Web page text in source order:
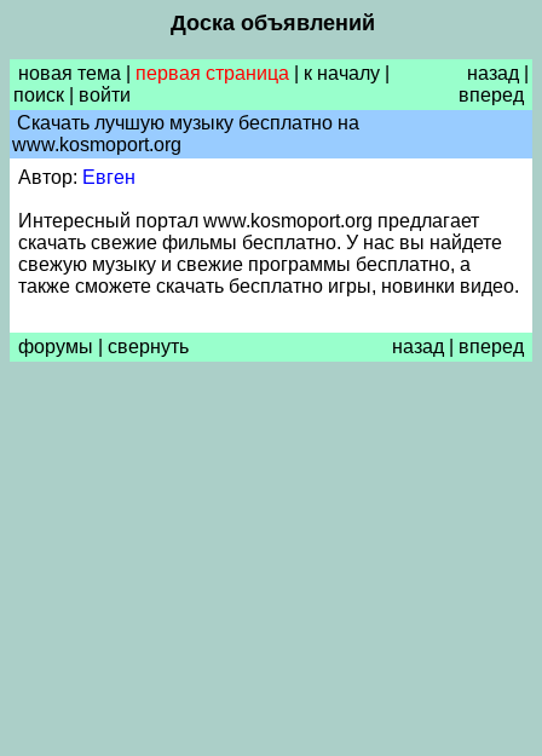
Доска объявлений
новая тема первая страница к началу
поиск
войти
назад
вперед
Скачать лучшую музыку бесплатно на
www.kosmoport.org
Автор: Евген
Интересный портал www.kosmoport.org предлагает
скачать свежие фильмы бесплатно. У нас вы найдете
свежую музыку и свежие программы бесплатно, а
также сможете скачать бесплатно игры, новинки видео.
форумы свернуть назад вперед